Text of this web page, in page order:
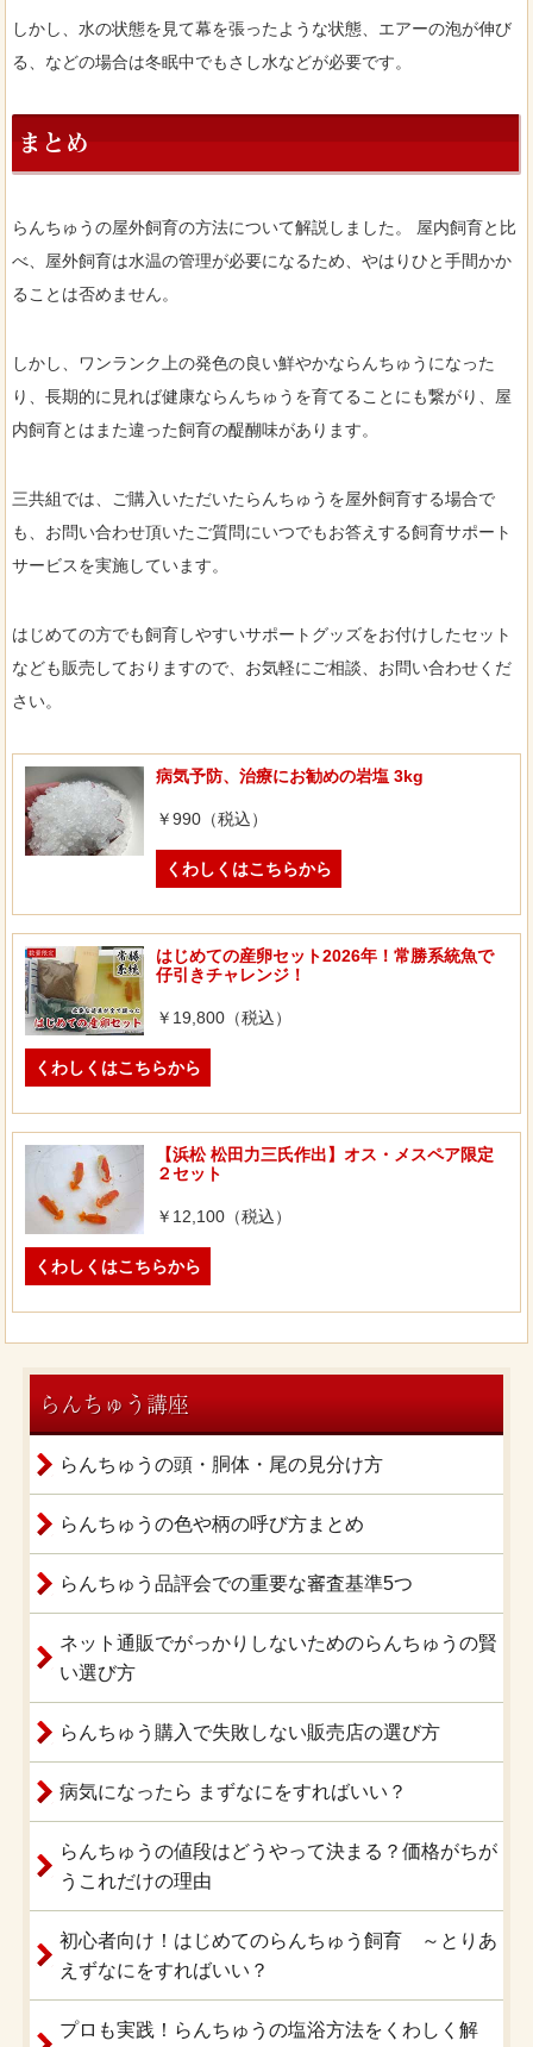
しかし、水の状態を見て幕を張ったような状態、エアーの泡が伸び
る、などの場合は冬眠中でもさし水などが必要です。
まとめ
らんちゅうの屋外飼育の方法について解説しました。 屋内飼育と比
べ、屋外飼育は水温の管理が必要になるため、やはりひと手間かか
ることは否めません。
しかし、ワンランク上の発色の良い鮮やかならんちゅうになった
り、長期的に見れば健康ならんちゅうを育てることにも繋がり、屋
内飼育とはまた違った飼育の醍醐味があります。
三共組では、ご購入いただいたらんちゅうを屋外飼育する場合で
も、お問い合わせ頂いたご質問にいつでもお答えする飼育サポート
サービスを実施しています。
はじめての方でも飼育しやすいサポートグッズをお付けしたセット
なども販売しておりますので、お気軽にご相談、お問い合わせくだ
さい。
病気予防、治療にお勧めの岩塩 3kg
￥990（税込）
くわしくはこちらから
はじめての産卵セット2026年！常勝系統魚で
仔引きチャレンジ！
￥19,800（税込）
くわしくはこちらから
【浜松 松田力三氏作出】オス・メスペア限定
２セット
￥12,100（税込）
くわしくはこちらから
らんちゅう講座
らんちゅうの頭・胴体・尾の見分け方
らんちゅうの色や柄の呼び方まとめ
らんちゅう品評会での重要な審査基準5つ
ネット通販でがっかりしないためのらんちゅうの賢
い選び方
らんちゅう購入で失敗しない販売店の選び方
病気になったら まずなにをすればいい？
らんちゅうの値段はどうやって決まる？価格がちが
うこれだけの理由
初心者向け！はじめてのらんちゅう飼育 ～とりあ
えずなにをすればいい？
プロも実践！らんちゅうの塩浴方法をくわしく解